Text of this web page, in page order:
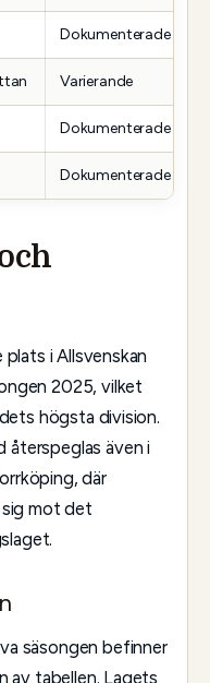
Dokumenterade
Varierande
Dokumenterade
Dokumenterade
i Allsvenskan
2025, vilket
högsta division.
återspeglas även i
där
mot det
säsongen befinner
av tabellen. Lagets